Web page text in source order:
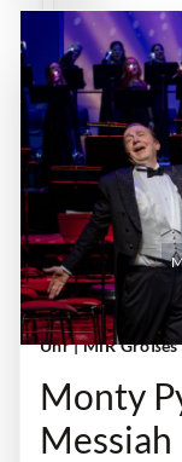
Sonntag, 06.
Uhr| MiR
Monty
Messiah